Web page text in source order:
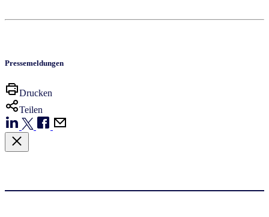
Pressemeldungen
Drucken
Teilen